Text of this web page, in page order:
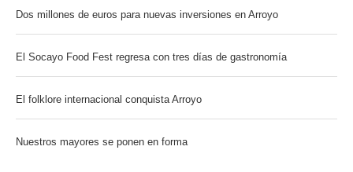
Dos millones de euros para nuevas inversiones en Arroyo
El Socayo Food Fest regresa con tres días de gastronomía
El folklore internacional conquista Arroyo
Nuestros mayores se ponen en forma